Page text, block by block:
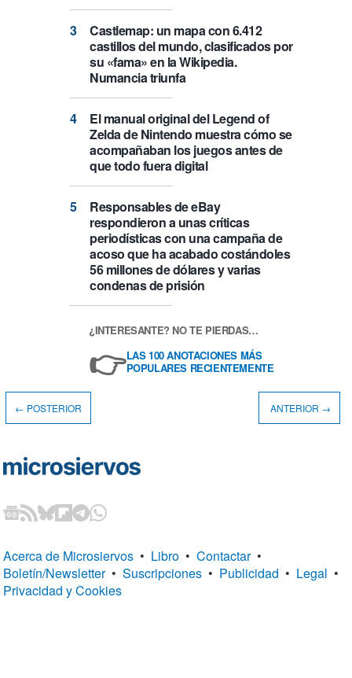
Castlemap: un mapa con 6.412
castillos del mundo, clasificados por
su «fama» en la Wikipedia.
Numancia triunfa
El manual original del Legend of
Zelda de Nintendo muestra cómo se
acompañaban los juegos antes de
que todo fuera digital
Responsables de eBay
respondieron a unas críticas
periodísticas con una campaña de
acoso que ha acabado costándoles
56 millones de dólares y varias
condenas de prisión
¿INTERESANTE? NO TE PIERDAS…
👉LAS 100 ANOTACIONES MÁS
POPULARES RECIENTEMENTE
← POSTERIOR ANTERIOR →
Acerca de Microsiervos • Libro • Contactar •
Boletín/Newsletter • Suscripciones • Publicidad • Legal •
Privacidad y Cookies